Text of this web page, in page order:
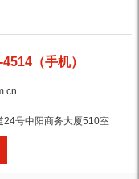
（手机）
24号中阳商务大厦510室